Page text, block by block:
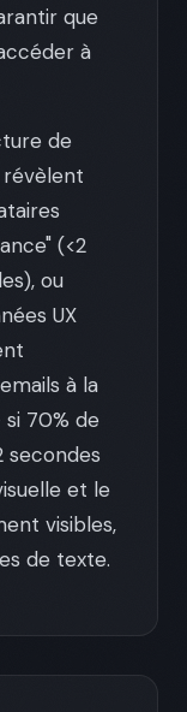
que
à
de
révèlent
(<2
ou
UX
à la
70% de
secondes
et le
visibles,
de texte.